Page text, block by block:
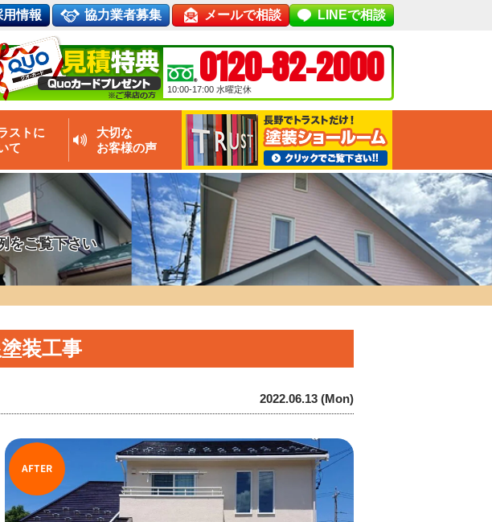
用情報 協力業者募集 メールで相談 LINEで相談
0120-82-2000
10:00-17:00 水曜定休
ストに
て
大切な
お客様の声
をご覧下さい
装工事
2022.06.13 (Mon)
AFTER